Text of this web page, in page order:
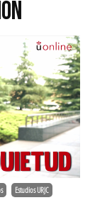
Estudios URJC